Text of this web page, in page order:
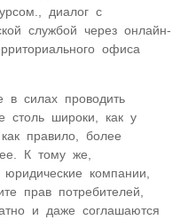
диалог с
службой через онлайн-
офиса
силах проводить
столь широки, как у
правило, более
К тому же,
компании,
прав потребителей,
и даже соглашаются